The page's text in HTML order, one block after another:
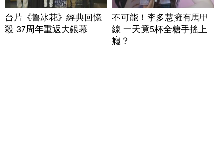
台片《魯冰花》經典回憶
殺 37周年重返大銀幕
不可能！李多慧擁有馬甲
線 一天竟5杯全糖手搖上
癮？